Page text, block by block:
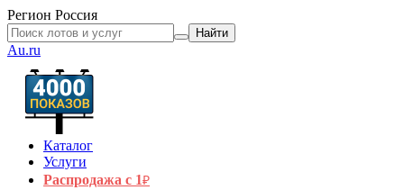
Регион Россия
Найти
Au.ru
Каталог
Услуги
Распродажа с 1₽